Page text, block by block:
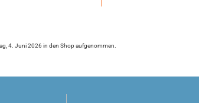
4. Juni 2026 in den Shop aufgenommen.